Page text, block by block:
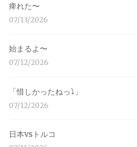
痺れた〜
07/13/2026
始まるよ〜
07/12/2026
「惜しかったねっ⤵︎」
07/12/2026
日本vsトルコ